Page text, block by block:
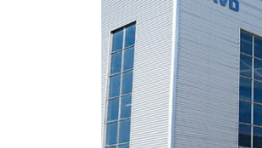
NC
сервоприводом